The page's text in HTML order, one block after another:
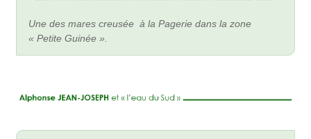
Une des mares creusée à la Pagerie dans la zone
« Petite Guinée ».